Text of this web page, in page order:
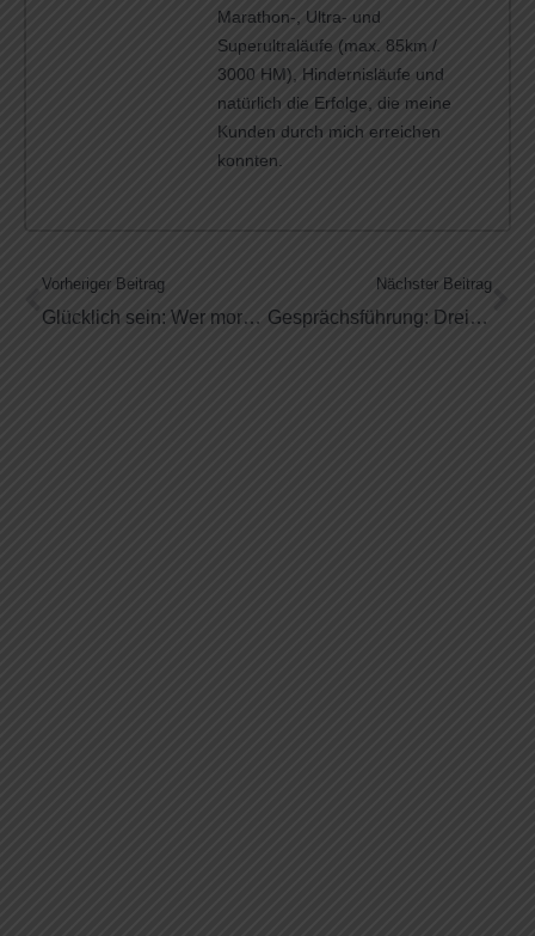
Marathon-, Ultra- und
Superultraläufe (max. 85km /
3000 HM), Hindernisläufe und
natürlich die Erfolge, die meine
Kunden durch mich erreichen
konnten.
Vorheriger Beitrag
Glücklich sein: Wer morgens sein Bett macht
Nächster Beitrag
Gesprächsführung: Drei Schritte zum Erfolg